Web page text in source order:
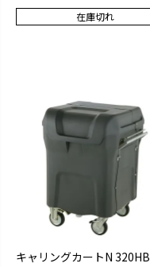
在庫切れ
キャリングカートN 320HB